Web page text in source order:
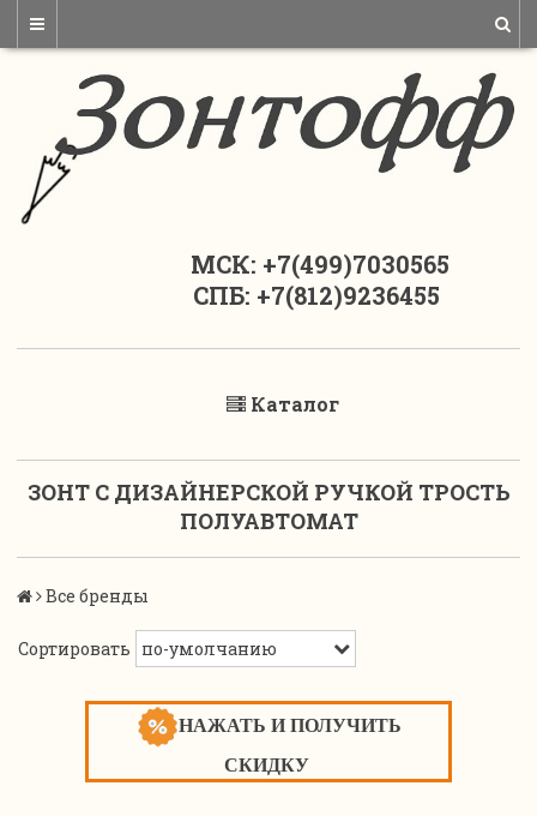
МСК: +7(499)7030565
СПБ: +7(812)9236455
Каталог
ЗОНТ С ДИЗАЙНЕРСКОЙ РУЧКОЙ ТРОСТЬ
ПОЛУАВТОМАТ
Все бренды
Сортировать
НАЖАТЬ И ПОЛУЧИТЬ
СКИДКУ